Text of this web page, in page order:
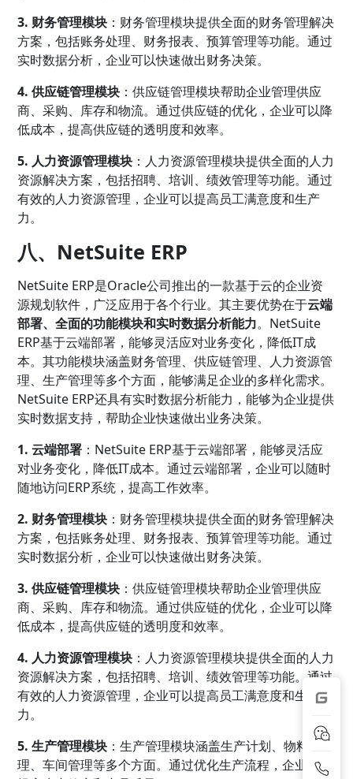
3. 财务管理模块 ：财务管理模块提供全面的财务管理解决
方案，包括账务处理、财务报表、预算管理等功能。通过
实时数据分析，企业可以快速做出财务决策。
4. 供应链管理模块 ：供应链管理模块帮助企业管理供应
商、采购、库存和物流。通过供应链的优化，企业可以降
低成本，提高供应链的透明度和效率。
5. 人力资源管理模块 ：人力资源管理模块提供全面的人力
资源解决方案，包括招聘、培训、绩效管理等功能。通过
有效的人力资源管理，企业可以提高员工满意度和生产
力。
八、NetSuite ERP
NetSuite ERP是Oracle公司推出的一款基于云的企业资
源规划软件，广泛应用于各个行业。其主要优势在于云端
部署、全面的功能模块和实时数据分析能力。NetSuite
ERP基于云端部署，能够灵活应对业务变化，降低IT成
本。其功能模块涵盖财务管理、供应链管理、人力资源管
理、生产管理等多个方面，能够满足企业的多样化需求。
NetSuite ERP还具有实时数据分析能力，能够为企业提供
实时数据支持，帮助企业快速做出业务决策。
1. 云端部署 ：NetSuite ERP基于云端部署，能够灵活应
对业务变化，降低IT成本。通过云端部署，企业可以随时
随地访问ERP系统，提高工作效率。
2. 财务管理模块 ：财务管理模块提供全面的财务管理解决
方案，包括账务处理、财务报表、预算管理等功能。通过
实时数据分析，企业可以快速做出财务决策。
3. 供应链管理模块 ：供应链管理模块帮助企业管理供应
商、采购、库存和物流。通过供应链的优化，企业可以降
低成本，提高供应链的透明度和效率。
4. 人力资源管理模块 ：人力资源管理模块提供全面的人力
资源解决方案，包括招聘、培训、绩效管理等功能。通过
有效的人力资源管理，企业可以提高员工满意度和生产
力。
5. 生产管理模块 ：生产管理模块涵盖生产计划、物料管
理、车间管理等多个方面。通过优化生产流程，企业可以